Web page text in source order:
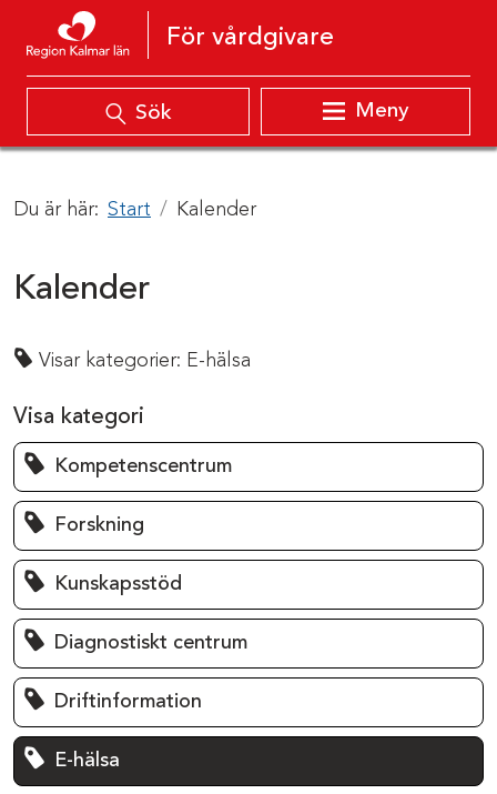
Hoppa till innehåll
För vårdgivare
Sök Meny
Du är här: Start Kalender
Kalender
Visar kategorier: E-hälsa
Visa kategori
Kompetenscentrum
Forskning
Kunskapsstöd
Diagnostiskt centrum
Driftinformation
E-hälsa